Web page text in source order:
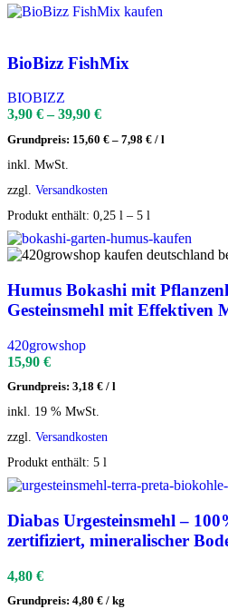
BioBizz FishMix
BIOBIZZ
3,90 €–39,90 €
Grundpreis: 15,60 € – 7,98 € / l
inkl. MwSt.
zzgl. Versandkosten
Produkt enthält: 0,25 l – 5 l
Humus Bokashi mit
Gesteinsmehl mit Effektiven
420growshop
15,90 €
Grundpreis: 3,18 € / l
inkl. 19 % MwSt.
zzgl. Versandkosten
Produkt enthält: 5 l
Diabas Urgesteinsmehl –
zertifiziert, mineralischer
4,80 €
Grundpreis: 4,80 € / kg